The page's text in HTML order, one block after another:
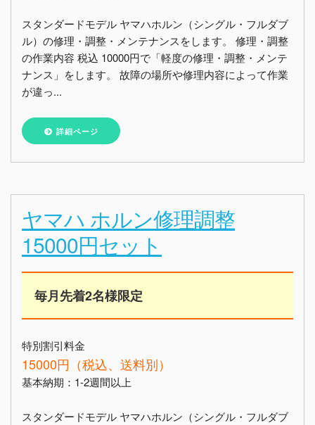
スタンダードモデル ヤマハホルン（シングル・フルダブ
ル）の修理・調整・メンテナンスをします。 修理・調整
の作業内容 税込 10000円で「軽度の修理・調整・メンテ
ナンス」をします。 故障の場所や修理内容によって作業
が違っ...
詳細ページ
ヤマハ ホルン修理調整
15000円セット
毎月先着2名様限定
特別割引料金
15000円（税込、送料別）
基本納期：1-2週間以上
スタンダードモデル ヤマハホルン（シングル・フルダブ